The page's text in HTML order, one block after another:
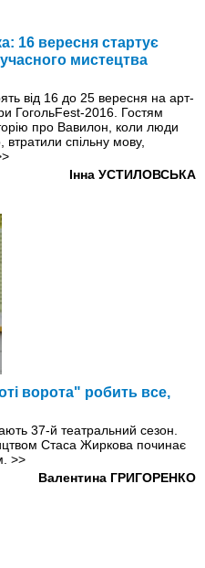
16 вересня стартує
мистецтва
вiд 16 до 25 вересня на арт-
ГогольFest-2016. Гостям
про Вавилон, коли люди
втратили спільну мову,
Інна УСТИЛОВСЬКА
ворота" робить все,
37-й театральний сезон.
Стаса Жиркова починає
>>
Валентина ГРИГОРЕНКО